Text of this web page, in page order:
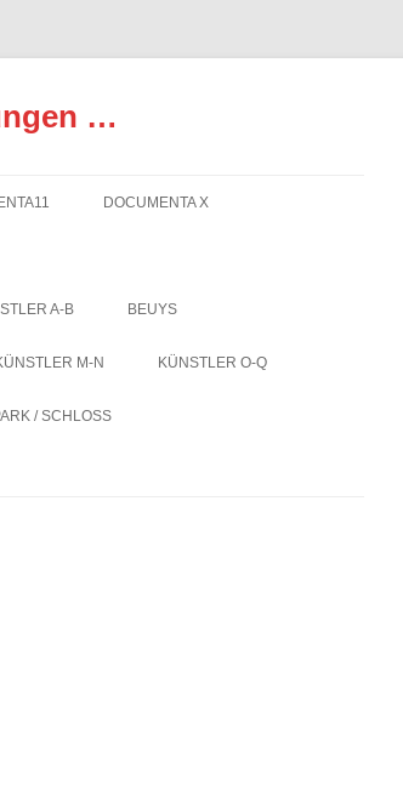
…
DOCUMENTA X
A-B BEUYS
M-N KÜNSTLER O-Q
/ SCHLOSS